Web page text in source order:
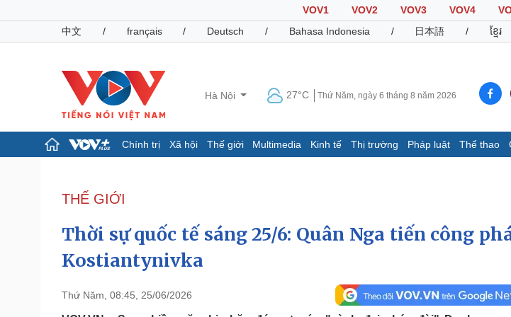
VOV1 VOV2 VOV3 VOV4
中文
/ français / Deutsch / Bahasa Indonesia / 日本語 / ខ្មែរ
Hà Nội 27°C Thứ Năm, ngày 6 tháng 8 năm 2026
Chính trị Xã hội Thế giới Multimedia Kinh tế Thị trường Pháp luật Thể thao
Đảng
Tổ chức nhân sự
Nhận diện sự thật
Dấu ấn VOV
Pháp luật
Thể thao
Ô tô
THẾ GIỚI
Thời sự quốc tế sáng 25/6: Quân Nga tiến công
Kostiantynivka
Thứ Năm, 08:45, 25/06/2026